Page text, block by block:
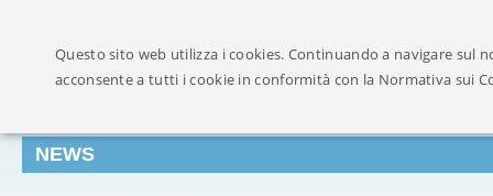
NEWS
Questo sito web utilizza i cookies. Continuando a navigare sul
acconsente a tutti i cookie in conformità con la Normativa sui